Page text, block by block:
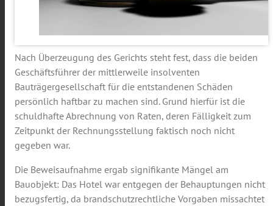
Nach Überzeugung des Gerichts steht fest, dass die beiden
Geschäftsführer der mittlerweile insolventen
Bauträgergesellschaft für die entstandenen Schäden
persönlich haftbar zu machen sind. Grund hierfür ist die
schuldhafte Abrechnung von Raten, deren Fälligkeit zum
Zeitpunkt der Rechnungsstellung faktisch noch nicht
gegeben war.
Die Beweisaufnahme ergab signifikante Mängel am
Bauobjekt: Das Hotel war entgegen der Behauptungen nicht
bezugsfertig, da brandschutzrechtliche Vorgaben missachtet